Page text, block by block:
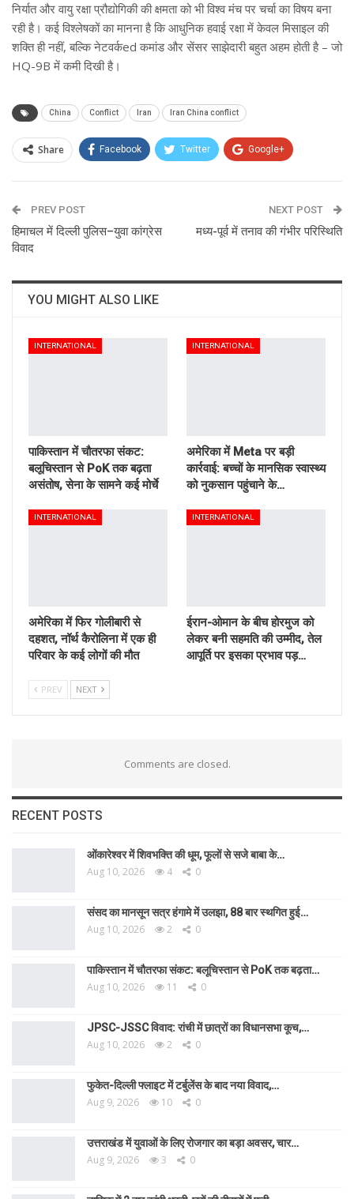
निर्यात और वायु रक्षा प्रौद्योगिकी की क्षमता को भी विश्व मंच पर चर्चा का विषय बना
रही है। कई विश्लेषकों का मानना है कि आधुनिक हवाई रक्षा में केवल मिसाइल की
शक्ति ही नहीं, बल्कि नेटवर्कed कमांड और सेंसर साझेदारी बहुत अहम होती है – जो
HQ-9B में कमी दिखी है।
China Conflict Iran Iran China conflict
Share Facebook Twitter Google+
Email
PREV POST
हिमाचल में दिल्ली पुलिस–युवा कांग्रेस
विवाद
NEXT POST
मध्य-पूर्व में तनाव की गंभीर परिस्थिति
YOU MIGHT ALSO LIKE
INTERNATIONAL
पाकिस्तान में चौतरफा संकट:
बलूचिस्तान से PoK तक बढ़ता
असंतोष, सेना के सामने कई मोर्चे
INTERNATIONAL
अमेरिका में Meta पर बड़ी
कार्रवाई: बच्चों के मानसिक स्वास्थ्य
को नुकसान पहुंचाने के…
INTERNATIONAL
अमेरिका में फिर गोलीबारी से
दहशत, नॉर्थ कैरोलिना में एक ही
परिवार के कई लोगों की मौत
INTERNATIONAL
ईरान-ओमान के बीच होरमुज को
लेकर बनी सहमति की उम्मीद, तेल
आपूर्ति पर इसका प्रभाव पड़…
PREV NEXT
Comments are closed.
RECENT POSTS
ओंकारेश्वर में शिवभक्ति की धूम, फूलों से सजे बाबा के…
Aug 10, 2026 4 0
संसद का मानसून सत्र हंगामे में उलझा, 88 बार स्थगित हुई…
Aug 10, 2026 2 0
पाकिस्तान में चौतरफा संकट: बलूचिस्तान से PoK तक बढ़ता…
Aug 10, 2026 11 0
JPSC-JSSC विवाद: रांची में छात्रों का विधानसभा कूच,…
Aug 10, 2026 2 0
फुकेत-दिल्ली फ्लाइट में टर्बुलेंस के बाद नया विवाद,…
Aug 9, 2026 10 0
उत्तराखंड में युवाओं के लिए रोजगार का बड़ा अवसर, चार…
Aug 9, 2026 3 0